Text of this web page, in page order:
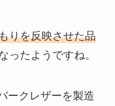
りを反映させた品
ったようですね。
ークレザーを製造